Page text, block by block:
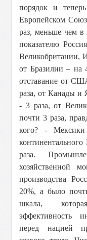
порядок и
Европейском
раз, меньше чем
показателю
Великобритании,
от Бразилии – на
отставание от
раза, от Канады и
- 3 раза, от
почти 3 раза,
кого? -
раза.
хозяйственной
производства
20%, а было
шкала,
эффективность
перед нацией